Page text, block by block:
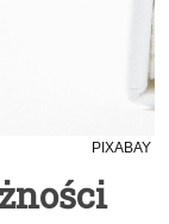
PIXABAY